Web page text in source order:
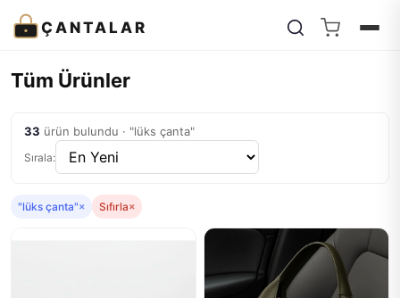
ÇANTALAR
Tüm Ürünler
33 ürün bulundu · "lüks çanta"
Sırala:
"lüks çanta"× Sıfırla×